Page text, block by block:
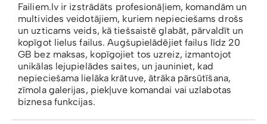
Failiem.lv ir izstrādāts profesionāļiem, komandām un
multivides veidotājiem, kuriem nepieciešams drošs
un uzticams veids, kā tiešsaistē glabāt, pārvaldīt un
kopīgot lielus failus. Augšupielādējiet failus līdz 20
GB bez maksas, kopīgojiet tos uzreiz, izmantojot
unikālas lejupielādes saites, un jauniniet, kad
nepieciešama lielāka krātuve, ātrāka pārsūtīšana,
zīmola galerijas, piekļuve komandai vai uzlabotas
biznesa funkcijas.